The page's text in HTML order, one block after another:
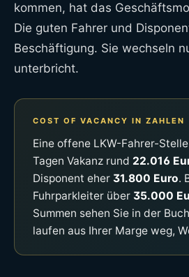
kommen, hat das
Die guten Fahrer und
Beschäftigung. Sie wechseln
unterbricht.
COST OF VACANCY IN ZAHLEN
Eine offene LKW-Fahrer-
Tagen Vakanz rund 22.016
Disponent eher 31.800 Euro.
Fuhrparkleiter über 35.000
Summen sehen Sie in der
laufen aus Ihrer Marge weg,